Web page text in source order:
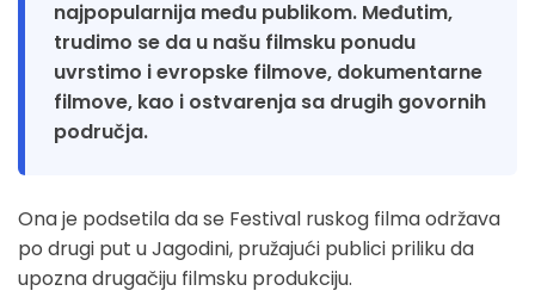
najpopularnija među publikom. Međutim,
trudimo se da u našu filmsku ponudu
uvrstimo i evropske filmove, dokumentarne
filmove, kao i ostvarenja sa drugih govornih
područja.
Ona je podsetila da se Festival ruskog filma održava
po drugi put u Jagodini, pružajući publici priliku da
upozna drugačiju filmsku produkciju.